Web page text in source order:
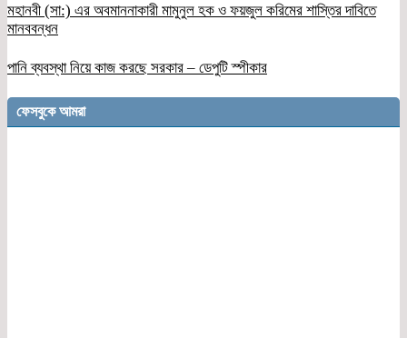
মহানবী (সা:) এর অবমাননাকারী মামুনুল হক ও ফয়জুল করিমের শাস্তির দাবিতে
মানববন্ধন
পানি ব্যবস্থা নিয়ে কাজ করছে সরকার – ডেপুটি স্পীকার
ফেসবুকে আমরা